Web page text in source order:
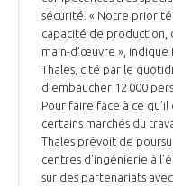
sécurité. « Notre
capacité de production,
main-d’œuvre »,
Thales, cité par le
d’embaucher 12 000
Pour faire face à ce
certains marchés du
Thales prévoit de
centres d’ingénierie à
sur des partenariats